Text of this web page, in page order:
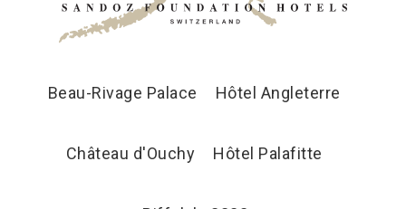
Beau-Rivage Palace Hôtel Angleterre
Château d'Ouchy Hôtel Palafitte